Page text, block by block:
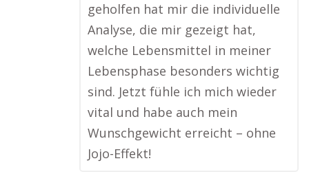
geholfen hat mir die individuelle
Analyse, die mir gezeigt hat,
welche Lebensmittel in meiner
Lebensphase besonders wichtig
sind. Jetzt fühle ich mich wieder
vital und habe auch mein
Wunschgewicht erreicht – ohne
Jojo-Effekt!